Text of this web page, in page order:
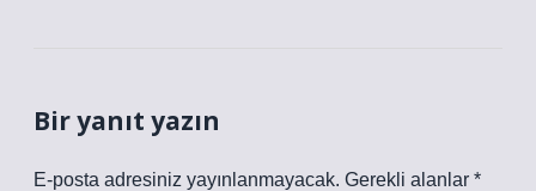
Bir yanıt yazın
E-posta adresiniz yayınlanmayacak. Gerekli alanlar *